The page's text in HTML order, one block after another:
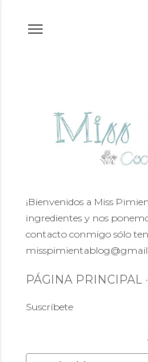
¡Bienvenidos a Miss
ingredientes y nos
contacto conmigo sólo
PÁGINA PRINCIPAL
Suscríbete